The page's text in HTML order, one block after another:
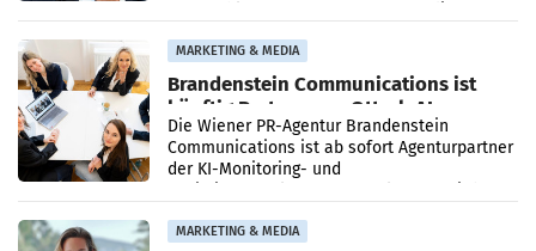
MARKETING & MEDIA
Brandenstein Communications ist
künftig Partner von OtterlyAI
Die Wiener PR-Agentur Brandenstein
Communications ist ab sofort Agenturpartner
der KI-Monitoring- und
MARKETING & MEDIA